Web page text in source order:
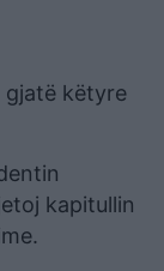
gjatë këtyre
kapitullin